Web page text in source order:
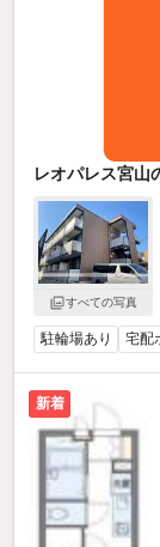
レオパレス宮山
すべての写真
駐輪場あり 宅配
新着